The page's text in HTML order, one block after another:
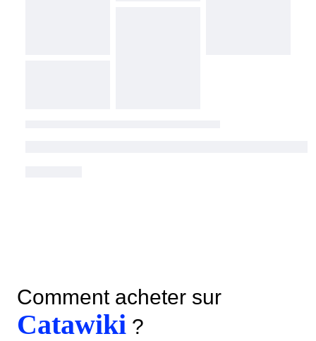
Comment acheter sur
Catawiki ?